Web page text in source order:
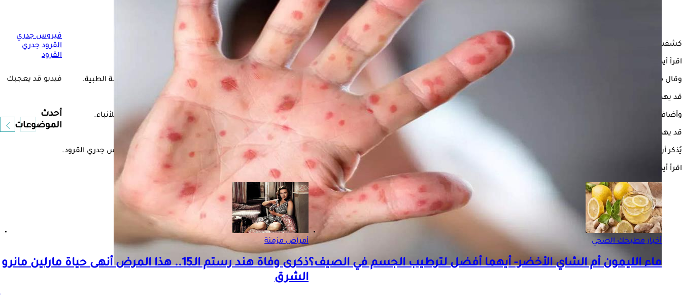
كشفت وزارة الصحة والحماية الاجتماعية في المغرب، اليوم الاثنين، عن تسجيل 3 حالات اشتباه بفيروس جدري القرود، لتصبح أول دولة عربية يظهر بها هذا المرض.
اقرأ أيضًا: فيروس جدري القرود- خطر جديد يهدد العالم "تغطية خاصة"
وقال معاذ المرابط، منسق المركز الوطني لعمليات الطوارئ العامة بوزارة الصحة المغربية، في تصريح صحفي، إن حالات الاشتباه بصحة جيدة وتحظى بالرعاية الصحية والمراقبة الطبية.
قد يهمك:
وأضاف المرابط أن الحالات الثلاث تم إخضاعها للتحاليل اللازمة، وفي انتظار النتائج النهائية، لتحديد ما إذا كانت مصابة بفيروس جدري القرود أم لا، وفقًا لوكالة المغرب العربي للأنباء.
قد يهمك أيضًا: جدري القرود- منظمة الصحة العالمية: الأسوأ لم يأت بعد
يُذكر أن المغرب قد أعلن منذ ساعات قليلة، عن تعزيز إجراءات المراقبة الصحية في مختلف النقاط الحدودية، سواء البرية أو البحرية أو الجوية، استعدادًا لأي طارئ يرتبط بفيروس جدري القرود.
اقرأ أيضًا:
فيروس جدري
القرود جدري
القرود
فيديو قد يعجبك
أحدث
الموضوعات
أخبار مطبخك الصحي
ماء الليمون أم الشاي الأخضر- أيهما أفضل لترطيب الجسم في الصيف؟
أمراض مزمنة
ذكرى وفاة هند رستم الـ15.. هذا المرض أنهى حياة مارلين مانرو
الشرق